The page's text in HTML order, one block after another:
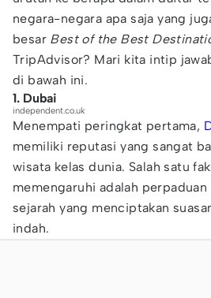
negara-negara apa saja yang
besar Best of the Best
TripAdvisor? Mari kita intip
di bawah ini.
1. Dubai
independent.co.uk
Menempati peringkat pertama,
memiliki reputasi yang sangat
wisata kelas dunia. Salah satu
memengaruhi adalah
sejarah yang menciptakan
indah.